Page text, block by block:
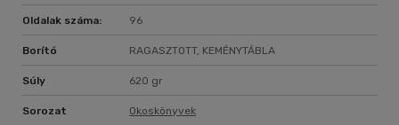
Oldalak száma: 96
Borító RAGASZTOTT, KEMÉNYTÁBLA
Súly 620 gr
Sorozat Okoskönyvek